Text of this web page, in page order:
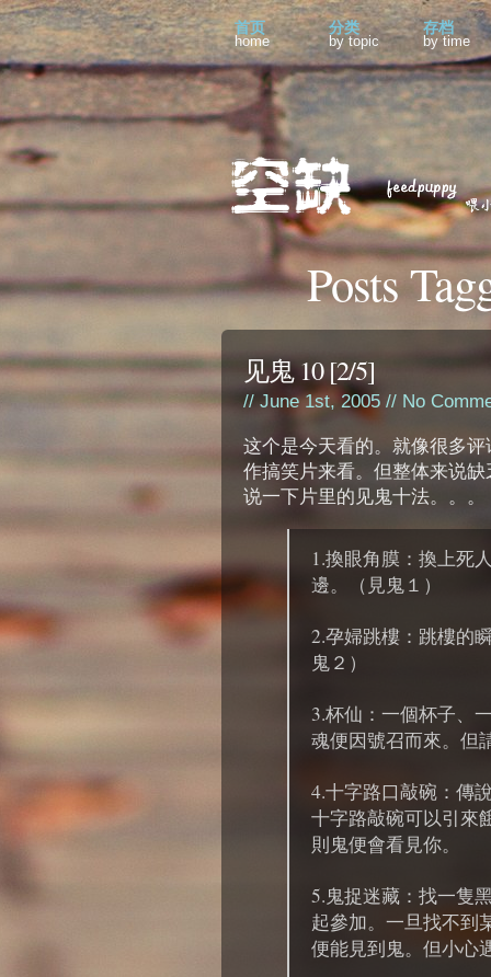
首页
home
分类
by topic
存档
by time
Posts
见鬼 10 [2/5]
// June 1st, 2005 // No
这个是今天看的。就像很多
作搞笑片来看。但整体来说
说一下片里的见鬼十法。。。
1.換眼角膜：換上死
邊。（見鬼１）
2.孕婦跳樓：跳樓的
鬼２）
3.杯仙：一個杯子、
魂便因號召而來。但
4.十字路口敲碗：傳
十字路敲碗可以引來
則鬼便會看見你。
5.鬼捉迷藏：找一隻
起參加。一旦找不到
便能見到鬼。但小心